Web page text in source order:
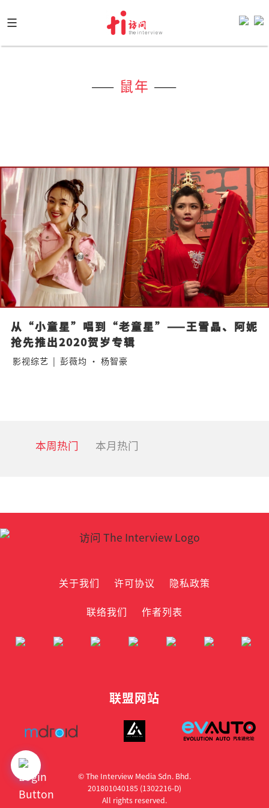
to
content
—— 鼠年 ——
从“小童星”唱到“老童星”——王雪晶、阿妮
抢先推出2020贺岁专辑
影视综艺 | 彭薇均 · 杨智豪
本周热门 本月热门
关于我们 许可协议
隐私政策
联络我们
作者列表
联盟网站
© The Interview Media Sdn. Bhd.
201801040185 (1302216­-D)
All rights reserved.